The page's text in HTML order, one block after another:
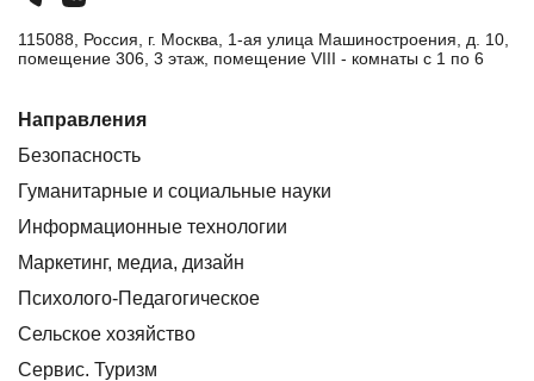
115088, Россия, г. Москва, 1-ая улица Машиностроения, д. 10,
помещение 306, 3 этаж, помещение VIII - комнаты с 1 по 6
Направления
Безопасность
Гуманитарные и социальные науки
Информационные технологии
Маркетинг, медиа, дизайн
Психолого-Педагогическое
Сельское хозяйство
Сервис. Туризм